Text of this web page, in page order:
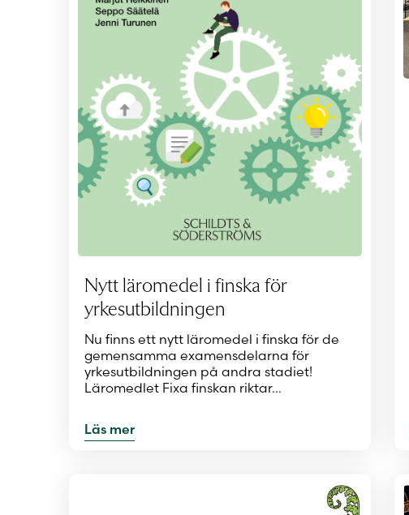
Nytt läromedel i finska för
yrkesutbildningen
Nu finns ett nytt läromedel i finska för de
gemensamma examensdelarna för
yrkesutbildningen på andra stadiet!
Läromedlet Fixa finskan riktar…
Läs mer